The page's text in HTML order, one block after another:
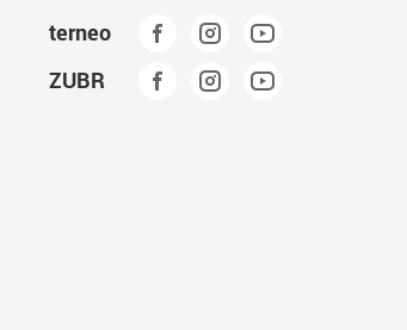
terneo
ZUBR